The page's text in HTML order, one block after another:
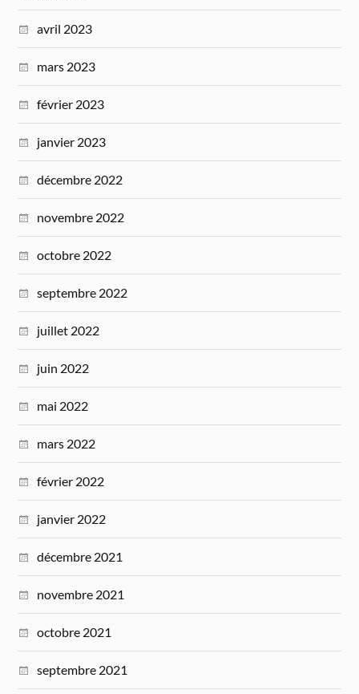
avril 2023
mars 2023
février 2023
janvier 2023
décembre 2022
novembre 2022
octobre 2022
septembre 2022
juillet 2022
juin 2022
mai 2022
mars 2022
février 2022
janvier 2022
décembre 2021
novembre 2021
octobre 2021
septembre 2021